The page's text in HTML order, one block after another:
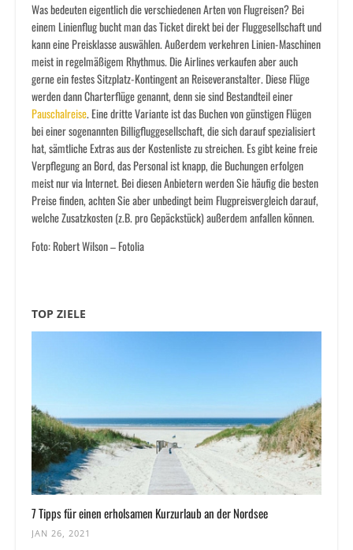
Was bedeuten eigentlich die verschiedenen Arten von Flugreisen? Bei
einem Linienflug bucht man das Ticket direkt bei der Fluggesellschaft und
kann eine Preisklasse auswählen. Außerdem verkehren Linien-Maschinen
meist in regelmäßigem Rhythmus. Die Airlines verkaufen aber auch
gerne ein festes Sitzplatz-Kontingent an Reiseveranstalter. Diese Flüge
werden dann Charterflüge genannt, denn sie sind Bestandteil einer
Pauschalreise. Eine dritte Variante ist das Buchen von günstigen Flügen
bei einer sogenannten Billigfluggesellschaft, die sich darauf spezialisiert
hat, sämtliche Extras aus der Kostenliste zu streichen. Es gibt keine freie
Verpflegung an Bord, das Personal ist knapp, die Buchungen erfolgen
meist nur via Internet. Bei diesen Anbietern werden Sie häufig die besten
Preise finden, achten Sie aber unbedingt beim Flugpreisvergleich darauf,
welche Zusatzkosten (z.B. pro Gepäckstück) außerdem anfallen können.
Foto: Robert Wilson – Fotolia
TOP ZIELE
7 Tipps für einen erholsamen Kurzurlaub an der Nordsee
JAN 26, 2021